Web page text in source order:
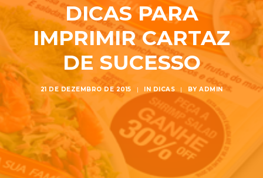
DICAS PARA
IMPRIMIR CARTAZ
DE SUCESSO
21 DE DEZEMBRO DE 2015 | IN DICAS | BY ADMIN